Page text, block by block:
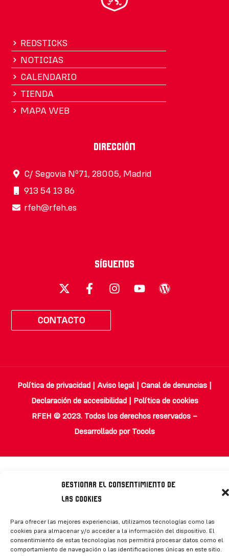
Gestionar el consentimiento de
las cookies
Para ofrecer las mejores experiencias, utilizamos tecnologías como las
cookies para almacenar y/o acceder a la información del dispositivo. El
consentimiento de estas tecnologías nos permitirá procesar datos como el
comportamiento de navegación o las identificaciones únicas en este sitio.
REDSTICKS
NOTICIAS
CALENDARIO
TIENDA
MAPA WEB
Dirección
C/ Segovia Nº71, 28005, Madrid
913 54 13 86
rfeh@rfeh.es
Síguenos
CONTACTO
Política de privacidad | Aviso legal| Canal de denuncias |
Declaración de accesibilidad| Política de cookies
RFEH © 2023. Todos los derechos reservados –
Desarrollado por Toools